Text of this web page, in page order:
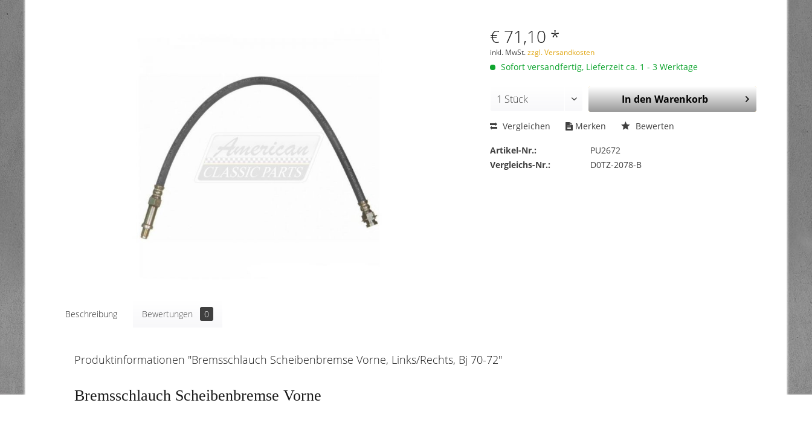
€ 71,10 *
inkl. MwSt.zzgl. Versandkosten
Sofort versandfertig, Lieferzeit ca. 1 - 3 Werktage
In denWarenkorb
Vergleichen Merken Bewerten
Artikel-Nr.:
PU2672
Vergleichs-Nr.:
D0TZ-2078-B
Beschreibung Bewertungen 0
Produktinformationen "Bremsschlauch Scheibenbremse Vorne, Links/Rechts, Bj 70-72"
Bremsschlauch Scheibenbremse Vorne